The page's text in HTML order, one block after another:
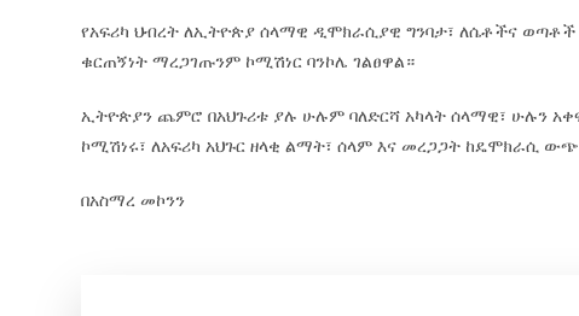
የአፍሪካ ህብረት ለኢትዮጵያ ሰላማዊ ዲሞክራሲያዊ ግንባታ፣ ለሴቶችና
ቁርጠኝነት ማረጋገጡንም ኮሚሽነር ባንኮሌ ገልፀዋል።
ኢትዮጵያን ጨምሮ በአህጉሪቱ ያሉ ሁሉም ባለድርሻ አካላት ሰላማዊ፣ ሁሉን
ኮሚሽነሩ፣ ለአፍሪካ አህጉር ዘላቂ ልማት፣ ሰላም እና መረጋጋት ከዴሞክራሲ
በአስማረ መኮንን